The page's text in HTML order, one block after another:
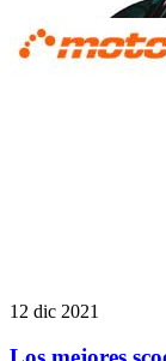
12 dic 2021